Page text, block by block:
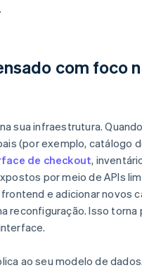
com foco
sua infraestrutura.
(por exemplo, catálogo
de checkout,
por meio de APIs
e adicionar novos
reconfiguração. Isso torna
ao seu modelo de